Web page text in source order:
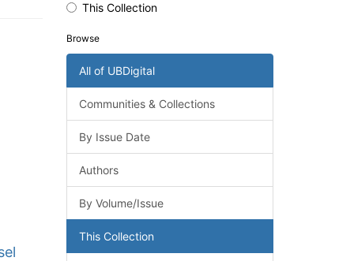
This Collection
Browse
All of UBDigital
Communities & Collections
By Issue Date
Authors
By Volume/Issue
This Collection